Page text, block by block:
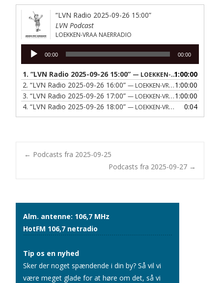
“LVN Radio 2025-09-26 15:00”
LVN Podcast
LOEKKEN-VRAA NAERRADIO
Lydafspiller
00:00 00:00
1. “LVN Radio 2025-09-26 15:00” — LOEKKEN-VRAA NAERRADIO 1:00:00
2. “LVN Radio 2025-09-26 16:00” — LOEKKEN-VRAA NAERRADIO
1:00:00
3. “LVN Radio 2025-09-26 17:00” — LOEKKEN-VRAA NAERRADIO
1:00:00
4. “LVN Radio 2025-09-26 18:00” — LOEKKEN-VRAA NAERRADIO 0:04
Post
← Podcasts fra 2025-09-25
Podcasts fra 2025-09-27 →
Alm. antenne: 106,7 MHz
HotFM 106,7 netradio
Tip os en nyhed
Sker der noget spændende i din by? Så vil vi
være meget glade for at høre om det, så vi